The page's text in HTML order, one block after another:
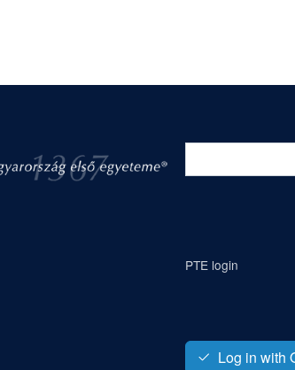
PTE login
Log in with